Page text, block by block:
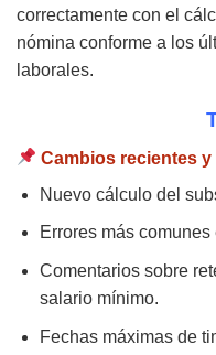
correctamente con el
nómina conforme a los
laborales.
Cambios recientes
Nuevo cálculo del
Errores más
Comentarios sobre
salario mínimo.
Fechas máximas de